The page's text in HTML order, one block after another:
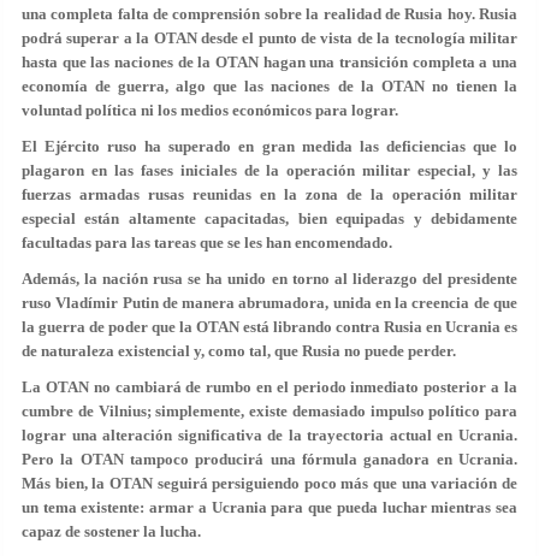
una completa falta de comprensión sobre la realidad de Rusia hoy. Rusia
podrá superar a la OTAN desde el punto de vista de la tecnología militar
hasta que las naciones de la OTAN hagan una transición completa a una
economía de guerra, algo que las naciones de la OTAN no tienen la
voluntad política ni los medios económicos para lograr.
El Ejército ruso ha superado en gran medida las deficiencias que lo
plagaron en las fases iniciales de la operación militar especial, y las
fuerzas armadas rusas reunidas en la zona de la operación militar
especial están altamente capacitadas, bien equipadas y debidamente
facultadas para las tareas que se les han encomendado.
Además, la nación rusa se ha unido en torno al liderazgo del presidente
ruso Vladímir Putin de manera abrumadora, unida en la creencia de que
la guerra de poder que la OTAN está librando contra Rusia en Ucrania es
de naturaleza existencial y, como tal, que Rusia no puede perder.
La OTAN no cambiará de rumbo en el periodo inmediato posterior a la
cumbre de Vilnius; simplemente, existe demasiado impulso político para
lograr una alteración significativa de la trayectoria actual en Ucrania.
Pero la OTAN tampoco producirá una fórmula ganadora en Ucrania.
Más bien, la OTAN seguirá persiguiendo poco más que una variación de
un tema existente: armar a Ucrania para que pueda luchar mientras sea
capaz de sostener la lucha.